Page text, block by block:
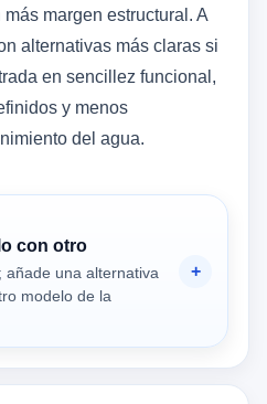
margen estructural. A
alternativas más claras si
en sencillez funcional,
y menos
del agua.
con otro
añade una alternativa
modelo de la